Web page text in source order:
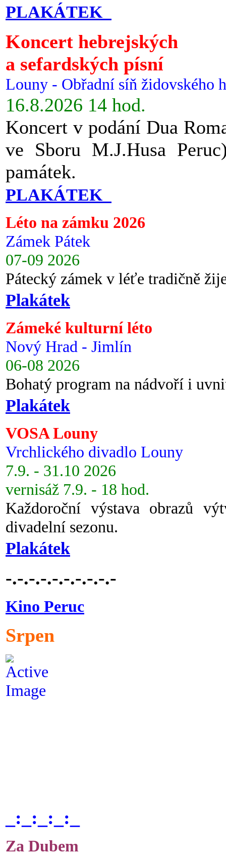
PLAKÁTEK
Koncert hebrejských
a sefardských písní
Louny - Obřadní síň židovského
16.8.2026 14 hod.
Koncert v podání Dua
ve Sboru M.J.Husa
památek.
PLAKÁTEK
Léto na zámku 2026
Zámek Pátek
07-09 2026
Pátecký zámek v léťe tradičně
Plakátek
Zámeké kulturní léto
Nový Hrad - Jimlín
06-08 2026
Bohatý program na nádvoří i
Plakátek
VOSA Louny
Vrchlického divadlo Louny
7.9. - 31.10 2026
vernisáž 7.9. - 18 hod.
Každoroční výstava obrazů
divadelní sezonu.
Plakátek
-.-.-.-.-.-.-.-.-.-
Kino Peruc
Srpen
_:_:_:_:_
Za Dubem